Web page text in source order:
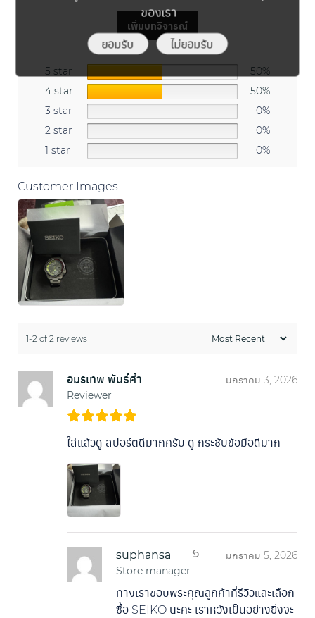
เพิ่มบทวิจารณ์
5 star
50%
4 star
50%
3 star
0%
2 star
0%
1 star
0%
Customer Images
1-2 of 2 reviews
อมรเทพ พันธ์คำ
Reviewer
มกราคม 3, 2026
ใส่แล้วดู สปอร์ตดีมากครับ ดู กระชับข้อมือดีมาก
suphansa
Store manager
มกราคม 5, 2026
ทางเราขอบพระคุณลูกค้าที่รีวิวและเลือก
ซื้อ SEIKO นะคะ เราหวังเป็นอย่างยิ่งจะ
ของเรา
ยอมรับ ไม่ยอมรับ